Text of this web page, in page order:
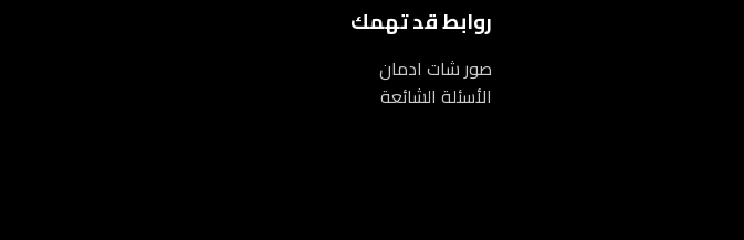
روابط قد تهمك
صور شات ادمان
الأسئلة الشائعة